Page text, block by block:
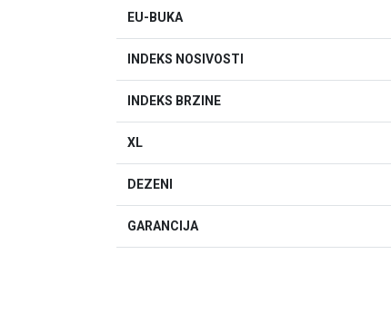
EU-BUKA
INDEKS NOSIVOSTI
INDEKS BRZINE
XL
DEZENI
GARANCIJA